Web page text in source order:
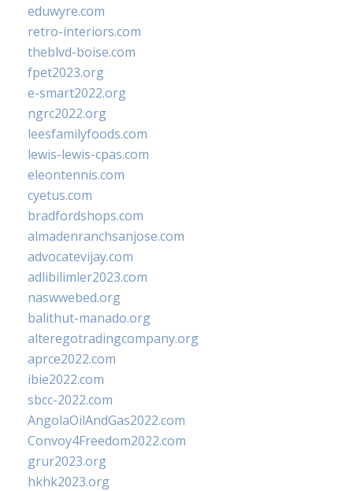
eduwyre.com
retro-interiors.com
theblvd-boise.com
fpet2023.org
e-smart2022.org
ngrc2022.org
leesfamilyfoods.com
lewis-lewis-cpas.com
eleontennis.com
cyetus.com
bradfordshops.com
almadenranchsanjose.com
advocatevijay.com
adlibilimler2023.com
naswwebed.org
balithut-manado.org
alteregotradingcompany.org
aprce2022.com
ibie2022.com
sbcc-2022.com
AngolaOilAndGas2022.com
Convoy4Freedom2022.com
grur2023.org
hkhk2023.org